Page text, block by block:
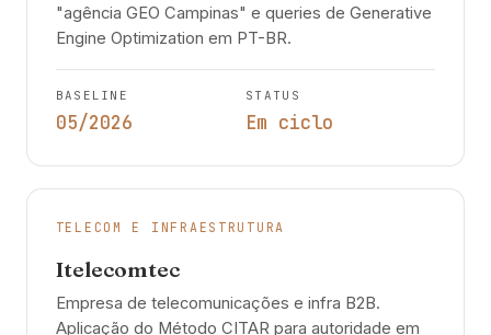
"agência GEO Campinas" e queries de Generative
Engine Optimization em PT-BR.
BASELINE
05/2026
STATUS
Em ciclo
TELECOM E INFRAESTRUTURA
Itelecomtec
Empresa de telecomunicações e infra B2B.
Aplicação do Método CITAR para autoridade em